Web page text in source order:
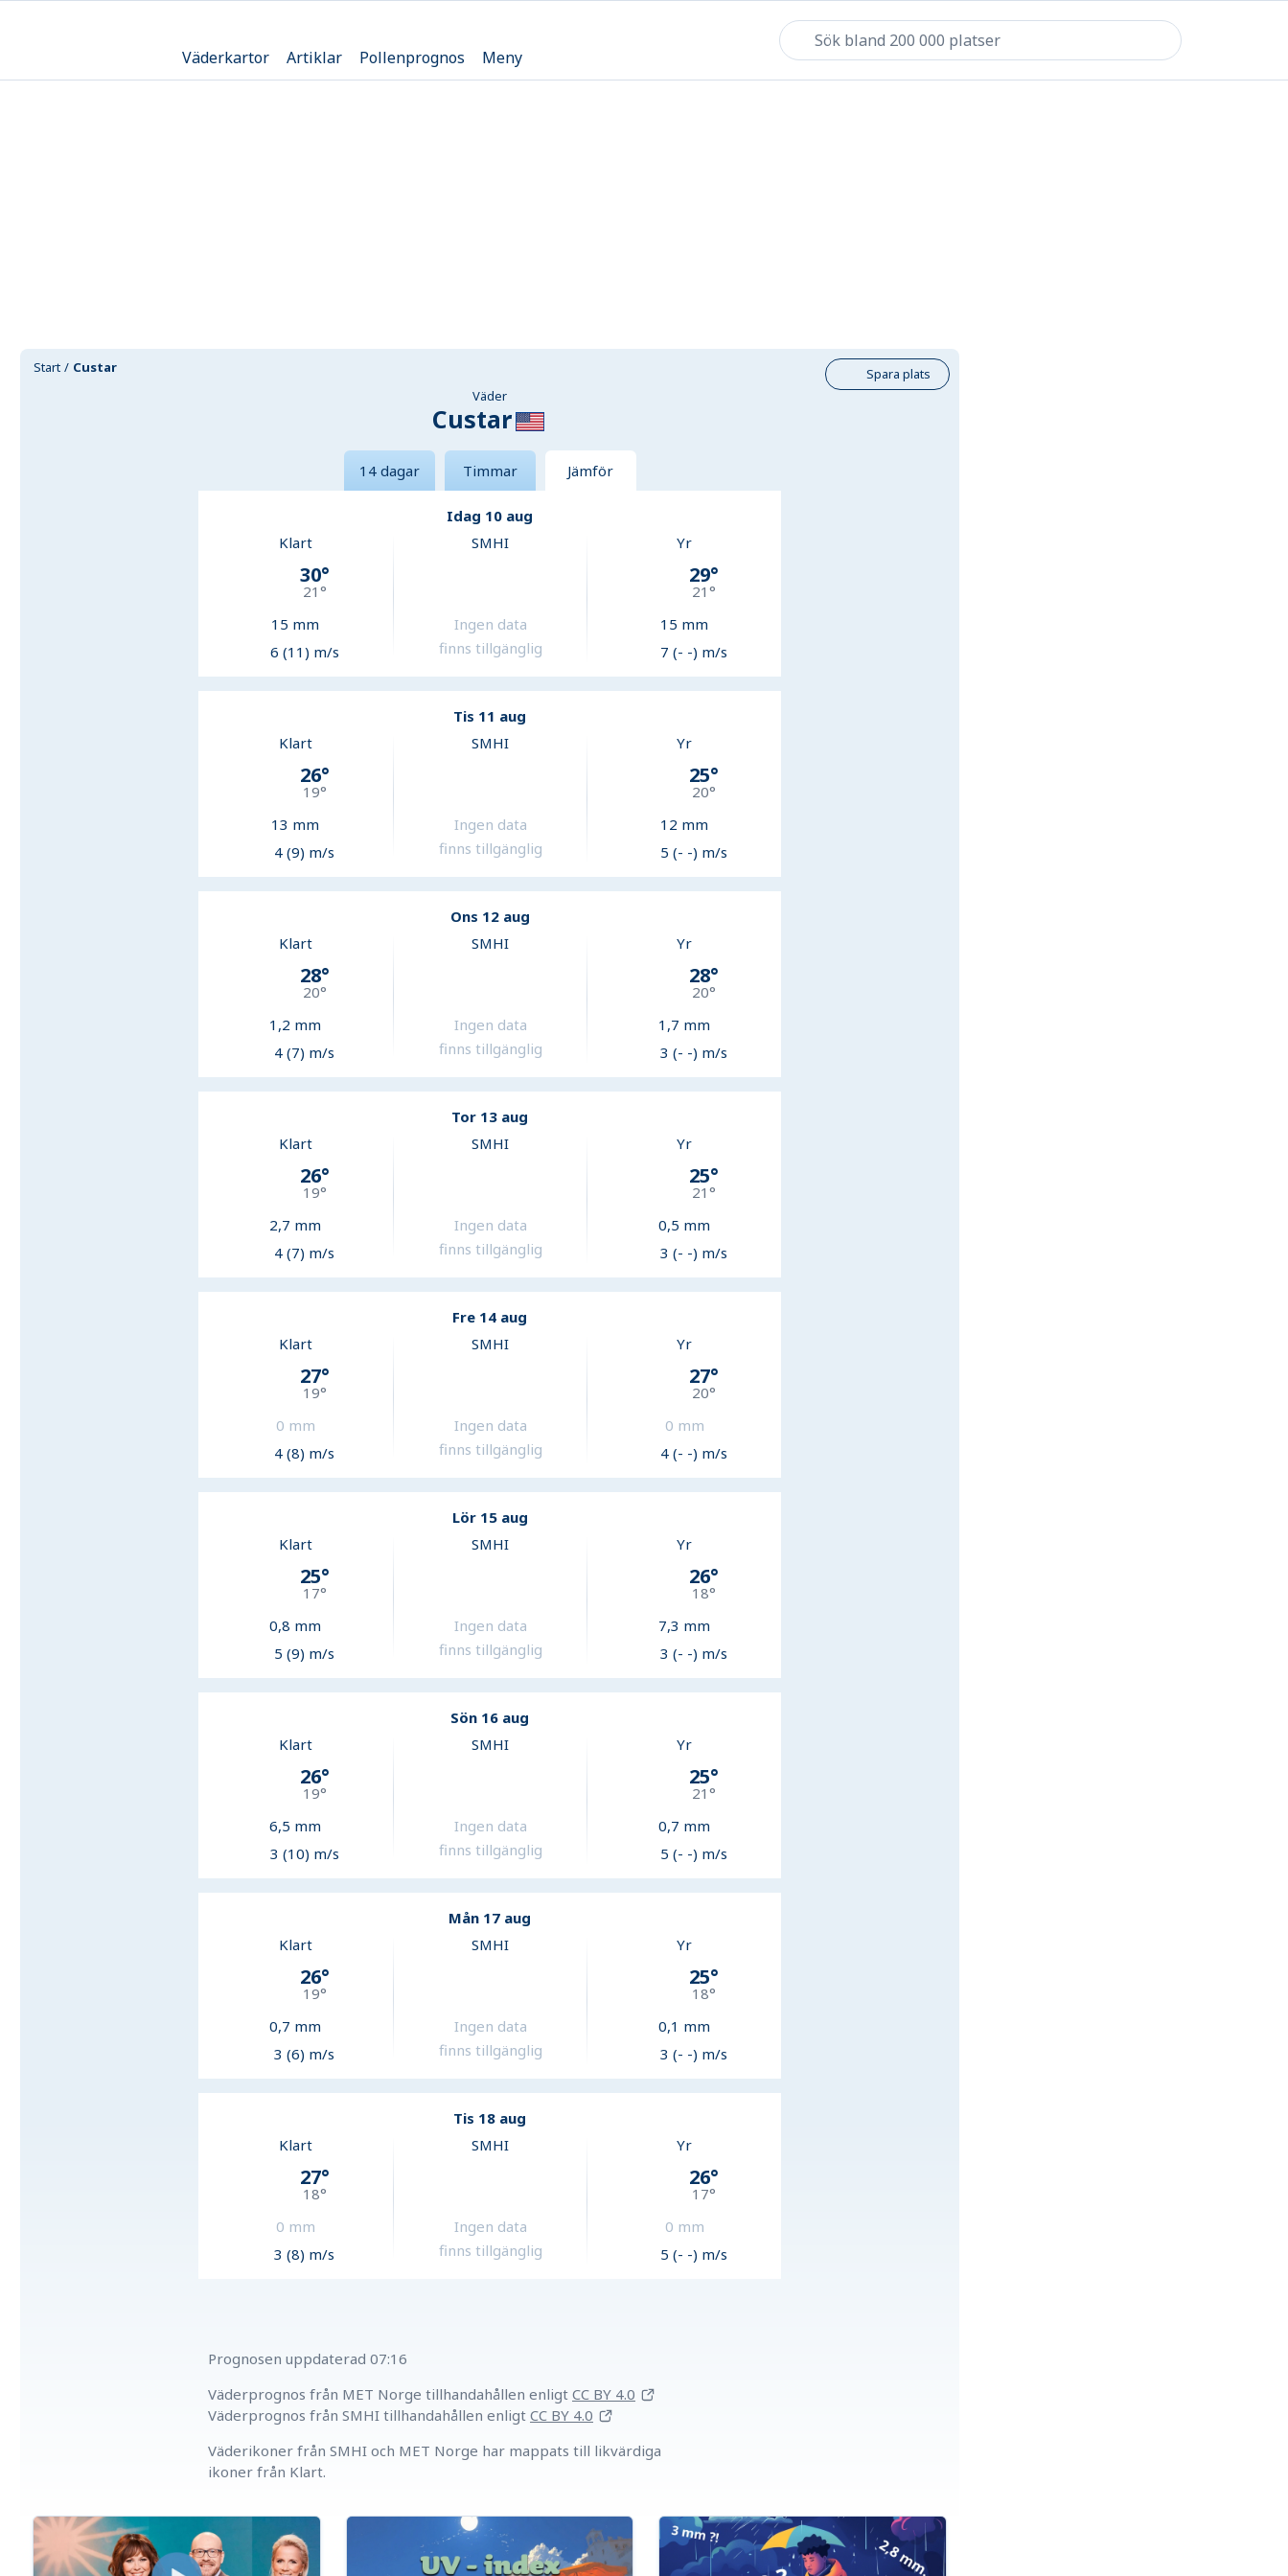
Väderkartor Artiklar Pollenprognos Meny
Start Custar
Spara plats
Väder
Custar
14 dagar Timmar Jämför
Idag 10 aug
Klart
30°
21 °
15 mm
6 (11) m/s
SMHI
Ingen data
finns tillgänglig
Yr
29°
21 °
15 mm
7 (- -) m/s
Tis 11 aug
Klart
26°
19°
13 mm
4 (9) m/s
SMHI
Ingen data
finns tillgänglig
Yr
25°
20°
12 mm
5 (- -) m/s
Ons 12 aug
Klart
28°
20°
1,2 mm
4 (7) m/s
SMHI
Ingen data
finns tillgänglig
Yr
28°
20°
1,7 mm
3 (- -) m/s
Tor 13 aug
Klart
26°
19°
2,7 mm
4 (7) m/s
SMHI
Ingen data
finns tillgänglig
Yr
25°
21 °
0,5 mm
3 (- -) m/s
Fre 14 aug
Klart
27°
19°
0 mm
4 (8) m/s
SMHI
Ingen data
finns tillgänglig
Yr
27°
20°
0 mm
4 (- -) m/s
Lör 15 aug
Klart
25°
17°
0,8 mm
5 (9) m/s
SMHI
Ingen data
finns tillgänglig
Yr
26°
18°
7,3 mm
3 (- -) m/s
Sön 16 aug
Klart
26°
19°
6,5 mm
3 (10) m/s
SMHI
Ingen data
finns tillgänglig
Yr
25°
21 °
0,7 mm
5 (- -) m/s
Mån 17 aug
Klart
26°
19°
0,7 mm
3 (6) m/s
SMHI
Ingen data
finns tillgänglig
Yr
25°
18°
0,1 mm
3 (- -) m/s
Tis 18 aug
Klart
27°
18°
0 mm
3 (8) m/s
SMHI
Ingen data
finns tillgänglig
Yr
26°
17°
0 mm
5 (- -) m/s
Prognosen uppdaterad 07:16
Väderprognos från MET Norge tillhandahållen enligt CC BY 4.0
Väderprognos från SMHI tillhandahållen enligt CC BY 4.0
Väderikoner från SMHI och MET Norge har mappats till likvärdiga
ikoner från Klart.